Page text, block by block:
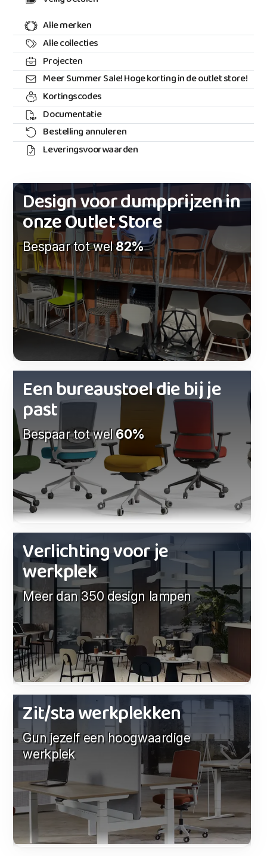
Alle merken
Alle collecties
Projecten
Meer Summer Sale! Hoge korting in de outlet store!
Kortingscodes
Documentatie
Bestelling annuleren
Leveringsvoorwaarden
Design voor dumpprijzen in
onze Outlet Store
Bespaar tot wel82%
Een bureaustoel die bij je
past
Bespaar tot wel60%
Verlichting voor je
werkplek
Meer dan 350 design lampen
Zit/sta werkplekken
Gun jezelf een hoogwaardige
werkplek